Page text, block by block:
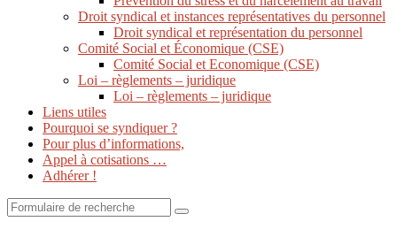
Droit syndical et instances représentatives du personnel
Droit syndical et représentation du personnel
Comité Social et Économique (CSE)
Comité Social et Economique (CSE)
Loi – règlements – juridique
Loi – règlements – juridique
Liens utiles
Pourquoi se syndiquer ?
Pour plus d’informations,
Appel à cotisations …
Adhérer !
Search